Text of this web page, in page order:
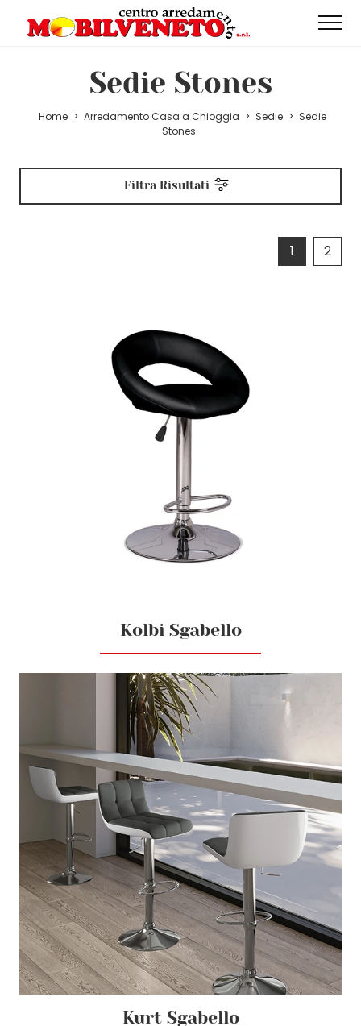
Sedie Stones
Home > Arredamento Casa a Chioggia > Sedie > Sedie
Stones
Filtra Risultati
1 2
Kolbi Sgabello
Kurt Sgabello